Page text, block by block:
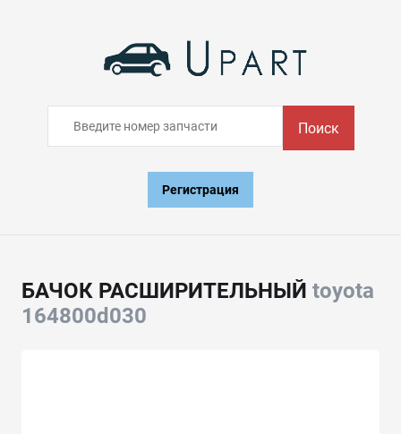
Поиск
Регистрация
БАЧОК РАСШИРИТЕЛЬНЫЙ toyota
164800d030